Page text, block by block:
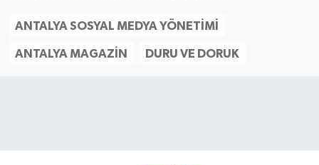
ANTALYA SOSYAL MEDYA YÖNETIMI
ANTALYA MAGAZIN DURU VE DORUK